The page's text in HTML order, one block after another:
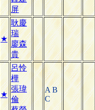
屏
★
耿慶
瑞
廖森
貴
★
呂怜
樺
張瑋
倫
A B
C